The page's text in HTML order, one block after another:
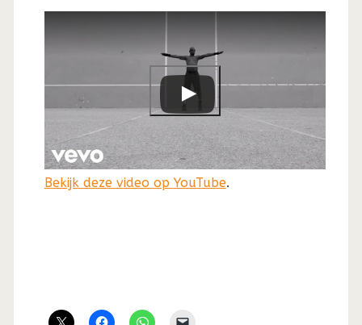
Bekijk deze video op YouTube.